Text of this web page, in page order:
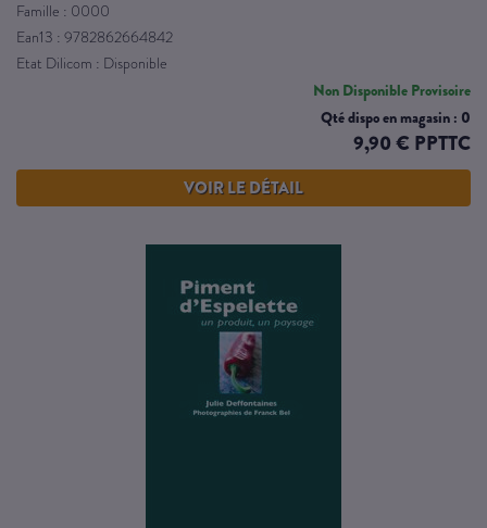
Famille : 0000
Ean13 : 9782862664842
Etat Dilicom : Disponible
Non Disponible Provisoire
Qté dispo en magasin : 0
9,90 € PPTTC
VOIR LE DÉTAIL